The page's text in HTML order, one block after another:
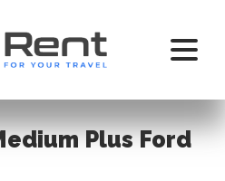
Plus Ford